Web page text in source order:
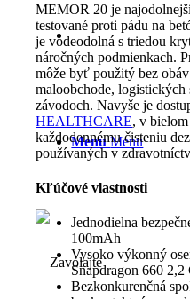
Menu Menu
MEMOR 20 je
testované proti pádu na
je vodeodolná s triedou
náročných podmienkach.
môže byť použitý bez
maloobchode,
závodoch. Navyše je
HEALTHCARE, v
každodennému čisteniu
používaných v
Kľúčové vlastnosti
Jednodielna
100mAh
Vysoko výkonný
Snapdragon 660
Bezkonkurenčná